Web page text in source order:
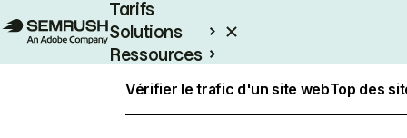
Tarifs
Solutions
Ressources
Vérifier le trafic d'un site webTop des